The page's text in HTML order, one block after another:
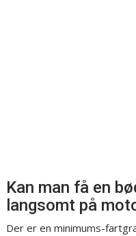
Kan man få en
langsomt på
Der er en minimums-